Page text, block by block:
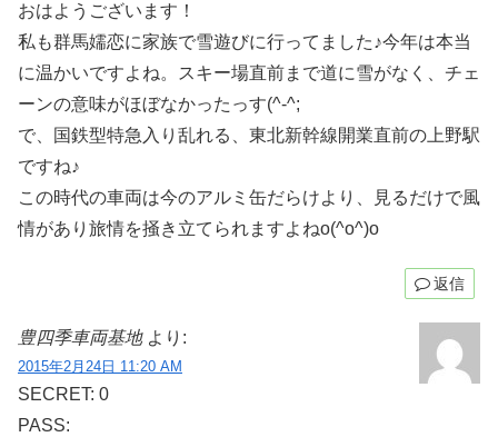
おはようございます！
私も群馬嬬恋に家族で雪遊びに行ってました♪今年は本当
に温かいですよね。スキー場直前まで道に雪がなく、チェ
ーンの意味がほぼなかったっす(^-^;
で、国鉄型特急入り乱れる、東北新幹線開業直前の上野駅
ですね♪
この時代の車両は今のアルミ缶だらけより、見るだけで風
情があり旅情を掻き立てられますよねo(^o^)o
返信
豊四季車両基地 より:
2015年2月24日 11:20 AM
SECRET: 0
PASS: